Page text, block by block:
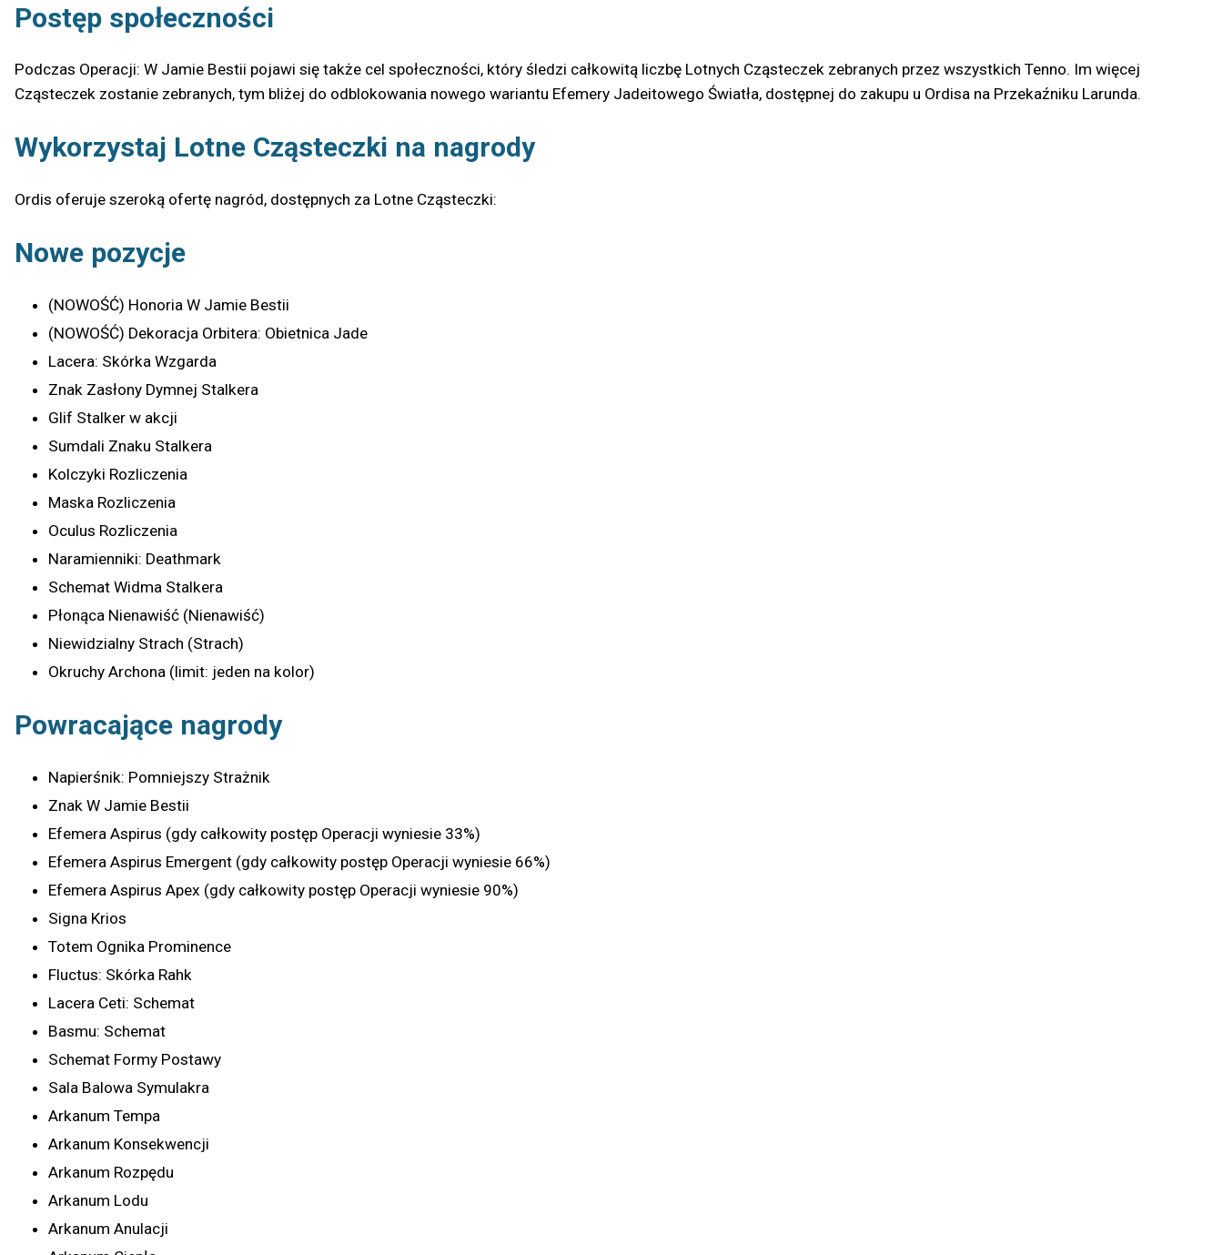
Postęp społeczności
Podczas Operacji: W Jamie Bestii pojawi się także cel społeczności, który śledzi całkowitą liczbę Lotnych Cząsteczek zebranych przez wszystkich Tenno. Im więcej
Cząsteczek zostanie zebranych, tym bliżej do odblokowania nowego wariantu Efemery Jadeitowego Światła, dostępnej do zakupu u Ordisa na Przekaźniku Larunda.
Wykorzystaj Lotne Cząsteczki na nagrody
Ordis oferuje szeroką ofertę nagród, dostępnych za Lotne Cząsteczki:
Nowe pozycje
(NOWOŚĆ) Honoria W Jamie Bestii
(NOWOŚĆ) Dekoracja Orbitera: Obietnica Jade
Lacera: Skórka Wzgarda
Znak Zasłony Dymnej Stalkera
Glif Stalker w akcji
Sumdali Znaku Stalkera
Kolczyki Rozliczenia
Maska Rozliczenia
Oculus Rozliczenia
Naramienniki: Deathmark
Schemat Widma Stalkera
Płonąca Nienawiść (Nienawiść)
Niewidzialny Strach (Strach)
Okruchy Archona (limit: jeden na kolor)
Powracające nagrody
Napierśnik: Pomniejszy Strażnik
Znak W Jamie Bestii
Efemera Aspirus (gdy całkowity postęp Operacji wyniesie 33%)
Efemera Aspirus Emergent (gdy całkowity postęp Operacji wyniesie 66%)
Efemera Aspirus Apex (gdy całkowity postęp Operacji wyniesie 90%)
Signa Krios
Totem Ognika Prominence
Fluctus: Skórka Rahk
Lacera Ceti: Schemat
Basmu: Schemat
Schemat Formy Postawy
Sala Balowa Symulakra
Arkanum Tempa
Arkanum Konsekwencji
Arkanum Rozpędu
Arkanum Lodu
Arkanum Anulacji